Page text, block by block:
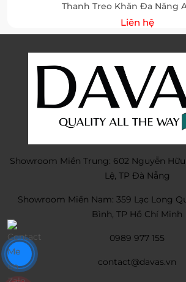
Thanh Treo Khăn Đa Năng
Liên hệ
Showroom Miền Trung: 602 Nguyễn
Lệ, TP Đà Nẵng
Showroom Miền Nam: 359 Lạc Long
Bình, TP Hồ Chí Minh
0989 977 155
contact@davas.vn